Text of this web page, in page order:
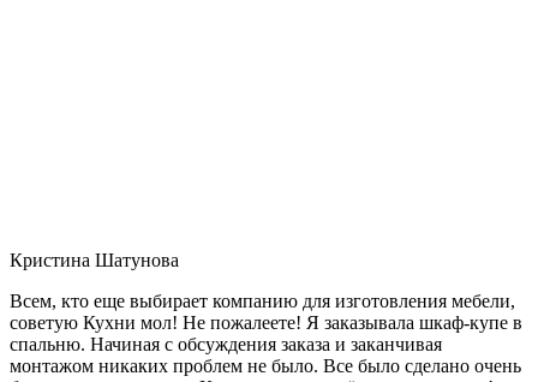
Кристина Шатунова
Всем, кто еще выбирает компанию для изготовления мебели,
советую Кухни мол! Не пожалеете! Я заказывала шкаф-купе в
спальню. Начиная с обсуждения заказа и заканчивая
монтажом никаких проблем не было. Все было сделано очень